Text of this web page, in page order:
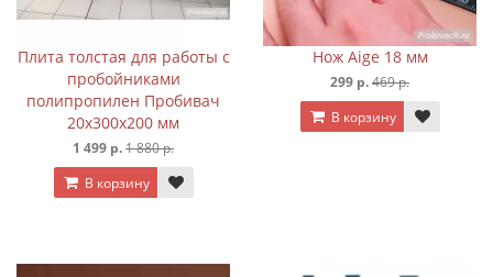
Плита толстая для работы с
пробойниками
полипропилен Пробивач
20х300х200 мм
1 499 р.1 880 р.
В корзину
Нож Aige 18 мм
299 р.469 р.
В корзину